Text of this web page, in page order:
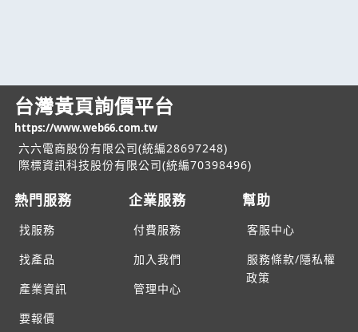
台灣黃頁詢價平台
https://www.web66.com.tw
六六電商股份有限公司(統編28697248)
際標資訊科技股份有限公司(統編70398496)
熱門服務
找服務
找產品
產業資訊
要報價
企業服務
付費服務
加入我們
管理中心
幫助
客服中心
服務條款/隱私權
政策